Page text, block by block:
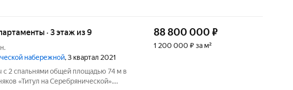
· 3 этаж из 9
набережной, 3 квартал 2021
с 2 спальнями общей площадью 74 м в
«Титул на Серебрянической».
88 800 000 ₽
1 200 000 ₽ за м²